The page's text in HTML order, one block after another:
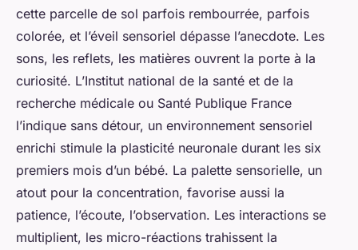
cette parcelle de sol parfois rembourrée, parfois
colorée, et l’éveil sensoriel dépasse l’anecdote. Les
sons, les reflets, les matières ouvrent la porte à la
curiosité. L’Institut national de la santé et de la
recherche médicale ou Santé Publique France
l’indique sans détour, un environnement sensoriel
enrichi stimule la plasticité neuronale durant les six
premiers mois d’un bébé. La palette sensorielle, un
atout pour la concentration, favorise aussi la
patience, l’écoute, l’observation. Les interactions se
multiplient, les micro-réactions trahissent la